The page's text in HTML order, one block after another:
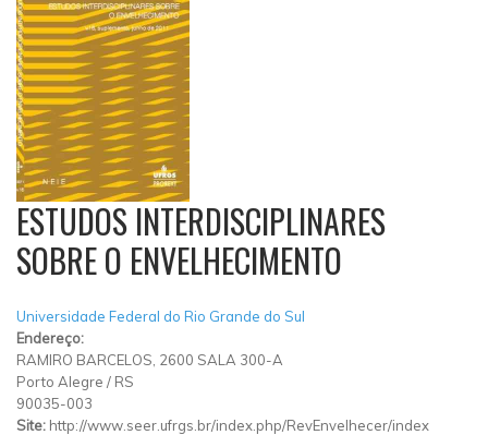
ESTUDOS INTERDISCIPLINARES
SOBRE O ENVELHECIMENTO
Universidade Federal do Rio Grande do Sul
Endereço:
RAMIRO BARCELOS, 2600 SALA 300-A
Porto Alegre / RS
90035-003
Site: http://www.seer.ufrgs.br/index.php/RevEnvelhecer/index